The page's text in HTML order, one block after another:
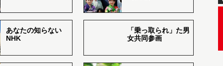
あなたの知らない
NHK
「乗っ取られ」た男
女共同参画